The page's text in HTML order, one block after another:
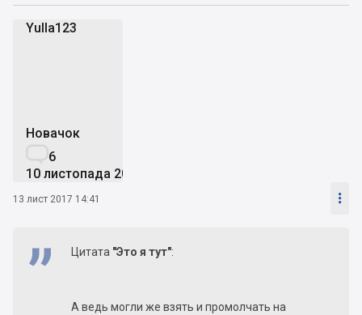
Yulla123
Новачок
6
10 листопада 2017
13 лист 2017 14:41 
Цитата "Это я тут":
А ведь могли же взять и промолчать на